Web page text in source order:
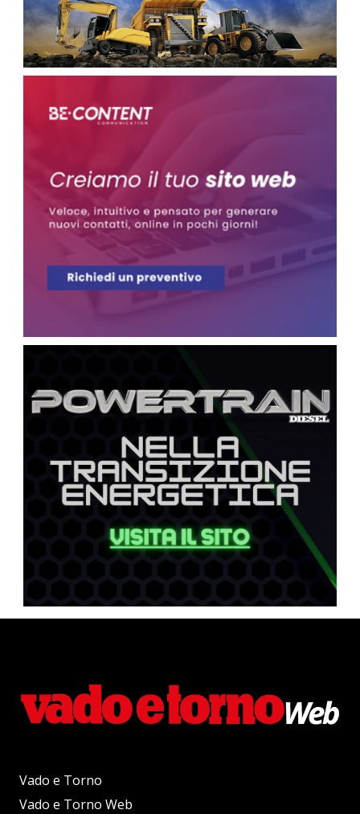
Vado e Torno
Vado e Torno Web